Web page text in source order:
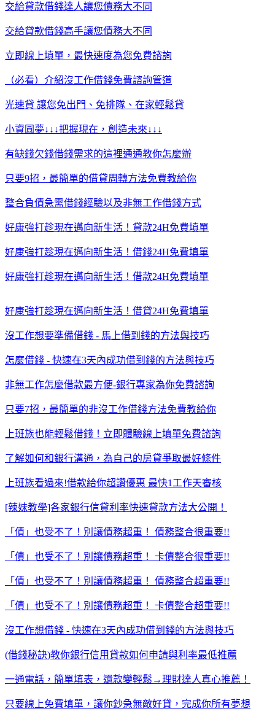
交給貸款借錢達人讓您債務大不同
交給貸款借錢高手讓您債務大不同
立即線上填單，最快速度為您免費諮詢
（必看）介紹沒工作借錢免費諮詢管道
光速貸 讓您免出門、免排隊、在家輕鬆貸
小資圓夢↓↓↓把握現在，創造未來↓↓↓
有缺錢欠錢借錢需求的這裡通通教你怎麼辦
只要9招，最簡單的借貸周轉方法免費教給你
整合負債急需借錢經驗以及非無工作借錢方式
好康強打趁現在邁向新生活！貸款24H免費填單
好康強打趁現在邁向新生活！借錢24H免費填單
好康強打趁現在邁向新生活！借款24H免費填單
好康強打趁現在邁向新生活！借貸24H免費填單
沒工作想要準備借錢 - 馬上借到錢的方法與技巧
怎麼借錢 - 快速在3天內成功借到錢的方法與技巧
非無工作怎麼借款最方便-銀行專家為你免費諮詢
只要7招，最簡單的非沒工作借錢方法免費教給你
上班族也能輕鬆借錢！立即體驗線上填單免費諮詢
了解如何和銀行溝通，為自己的房貸爭取最好條件
上班族看過來!借款給你超讚優惠 最快1工作天審核
[辣妹教學]各家銀行信貸利率快速貸款方法大公開！
「債」也受不了！別讓債務超重！ 債務整合很重要!!
「債」也受不了！別讓債務超重！ 卡債整合很重要!!
「債」也受不了！別讓債務超重！ 債務整合超重要!!
「債」也受不了！別讓債務超重！ 卡債整合超重要!!
沒工作想借錢 - 快速在3天內成功借到錢的方法與技巧
(借錢秘訣)教你銀行信用貸款如何申請與利率最低推薦
一通電話，簡單填表，還款變輕鬆→理財達人真心推薦！
只要線上免費填單，讓你鈔急無敵好貸，完成你所有夢想